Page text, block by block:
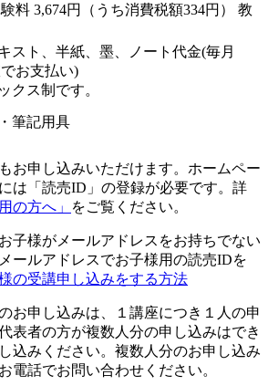
料 3,674円（うち消費税額334円） 教
スト、半紙、墨、ノート代金(毎月
お支払い)
クス制です。
筆記用具
お申し込みいただけます。ホームペー
は「読売ID」の登録が必要です。詳
の方へ」 をご覧ください。
子様がメールアドレスをお持ちでない
ールアドレスでお子様用の読売IDを
の受講申し込みをする方法
お申し込みは、１講座につき１人の申
表者の方が複数人分の申し込みはでき
込みください。複数人分のお申し込み
電話でお問い合わせください。